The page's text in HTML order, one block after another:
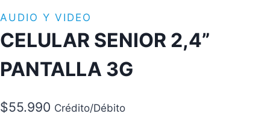
AUDIO Y VIDEO
CELULAR SENIOR 2,4”
PANTALLA 3G
$55.990 Crédito/Débito